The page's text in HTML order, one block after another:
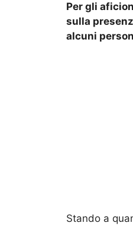
Per gli
sulla
alcuni
Stando a